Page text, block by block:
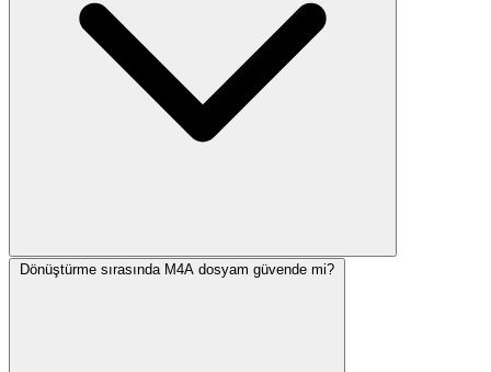
Dönüştürme sırasında M4A dosyam güvende mi?